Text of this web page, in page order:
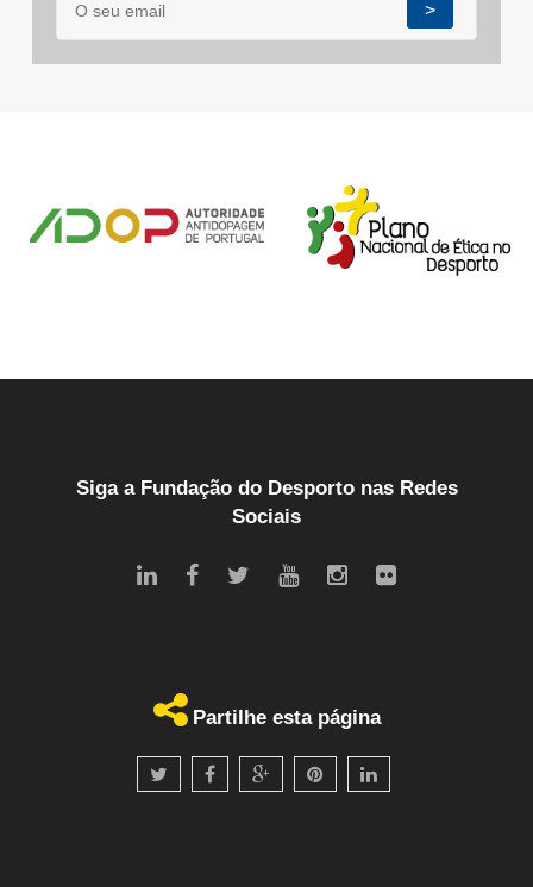
>
Siga a Fundação do Desporto nas Redes
Sociais
Partilhe esta página